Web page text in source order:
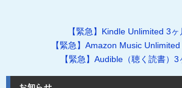
【緊急】Kindle Unlimited 3
【緊急】Amazon Music
【緊急】Audible（聴く読書）3